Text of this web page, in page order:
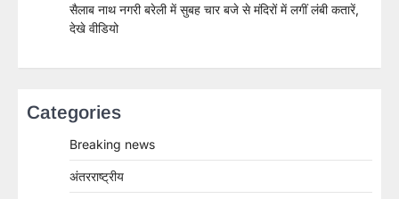
सैलाब नाथ नगरी बरेली में सुबह चार बजे से मंदिरों में लगीं लंबी कतारें,
देखे वीडियो
Categories
Breaking news
अंतरराष्ट्रीय